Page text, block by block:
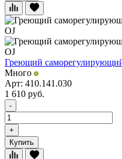
Греющий
Много
Арт: 410.141.030
1 610 руб.
-
+
Купить